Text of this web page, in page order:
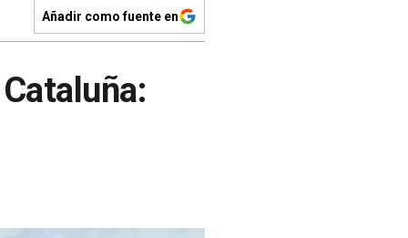
Añadir como fuente en